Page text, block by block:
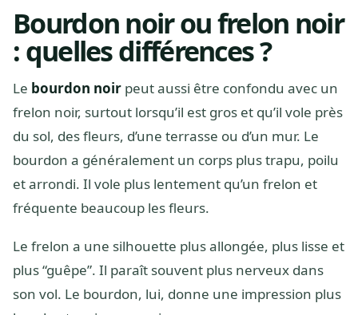
Bourdon noir ou frelon noir
: quelles différences ?
Le bourdon noir peut aussi être confondu avec un
frelon noir, surtout lorsqu’il est gros et qu’il vole près
du sol, des fleurs, d’une terrasse ou d’un mur. Le
bourdon a généralement un corps plus trapu, poilu
et arrondi. Il vole plus lentement qu’un frelon et
fréquente beaucoup les fleurs.
Le frelon a une silhouette plus allongée, plus lisse et
plus “guêpe”. Il paraît souvent plus nerveux dans
son vol. Le bourdon, lui, donne une impression plus